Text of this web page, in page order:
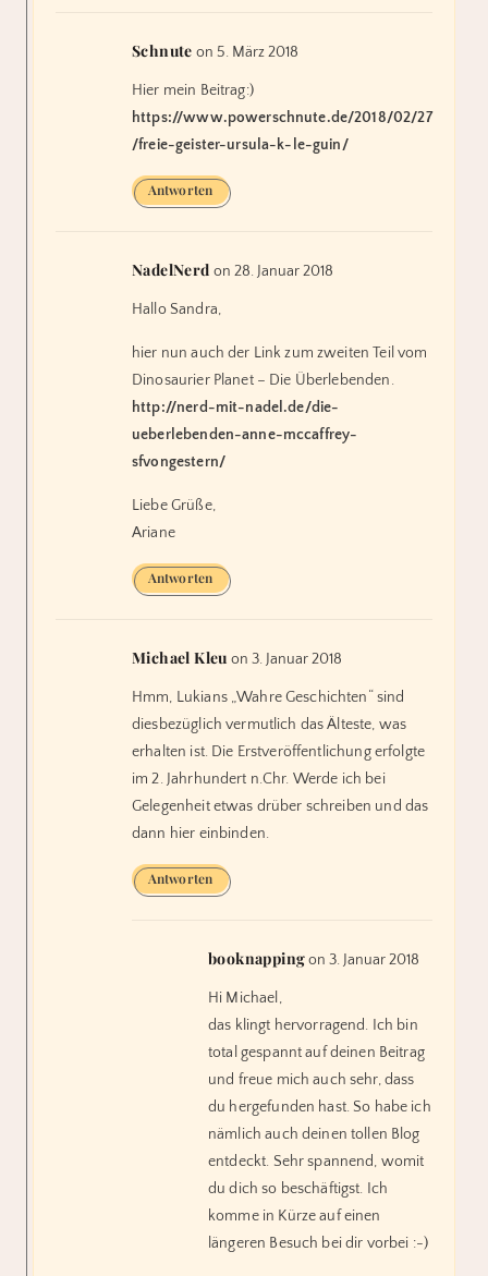
Schnute on 5. März 2018
Hier mein Beitrag:)
https://www.powerschnute.de/2018/02/27
/freie-geister-ursula-k-le-guin/
Antworten
NadelNerd on 28. Januar 2018
Hallo Sandra,
hier nun auch der Link zum zweiten Teil vom
Dinosaurier Planet – Die Überlebenden.
http://nerd-mit-nadel.de/die-
ueberlebenden-anne-mccaffrey-
sfvongestern/
Liebe Grüße,
Ariane
Antworten
Michael Kleu on 3. Januar 2018
Hmm, Lukians „Wahre Geschichten“ sind
diesbezüglich vermutlich das Älteste, was
erhalten ist. Die Erstveröffentlichung erfolgte
im 2. Jahrhundert n.Chr. Werde ich bei
Gelegenheit etwas drüber schreiben und das
dann hier einbinden.
Antworten
booknapping on 3. Januar 2018
Hi Michael,
das klingt hervorragend. Ich bin
total gespannt auf deinen Beitrag
und freue mich auch sehr, dass
du hergefunden hast. So habe ich
nämlich auch deinen tollen Blog
entdeckt. Sehr spannend, womit
du dich so beschäftigst. Ich
komme in Kürze auf einen
längeren Besuch bei dir vorbei :-)